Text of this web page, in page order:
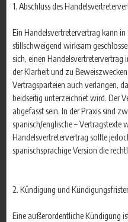
1. Abschluss des
Ein Handelsvertretervertrag kann
stillschweigend wirksam
sich, einen
der Klarheit und zu
Vertragsparteien auch verlangen,
beidseitig unterzeichnet wird. Der
abgefasst sein. In der Praxis sind
spanisch/englische – Vertragstexte
Handelsvertretervertrag sollte
spanischsprachige Version die
2. Kündigung und
Eine außerordentliche Kündigung